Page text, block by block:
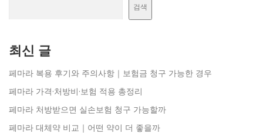
검색
최신 글
페마라 복용 후기와 주의사항｜보험금 청구 가능한 경우
페마라 가격·처방비·보험 적용 총정리
페마라 처방받으면 실손보험 청구 가능할까
페마라 대체약 비교｜어떤 약이 더 좋을까